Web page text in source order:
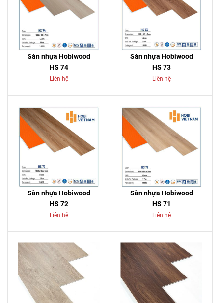
Sàn nhựa Hobiwood
HS 74
Liên hệ
Sàn nhựa Hobiwood
HS 73
Liên hệ
Sàn nhựa Hobiwood
HS 72
Liên hệ
Sàn nhựa Hobiwood
HS 71
Liên hệ